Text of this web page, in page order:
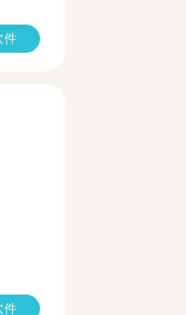
件
件